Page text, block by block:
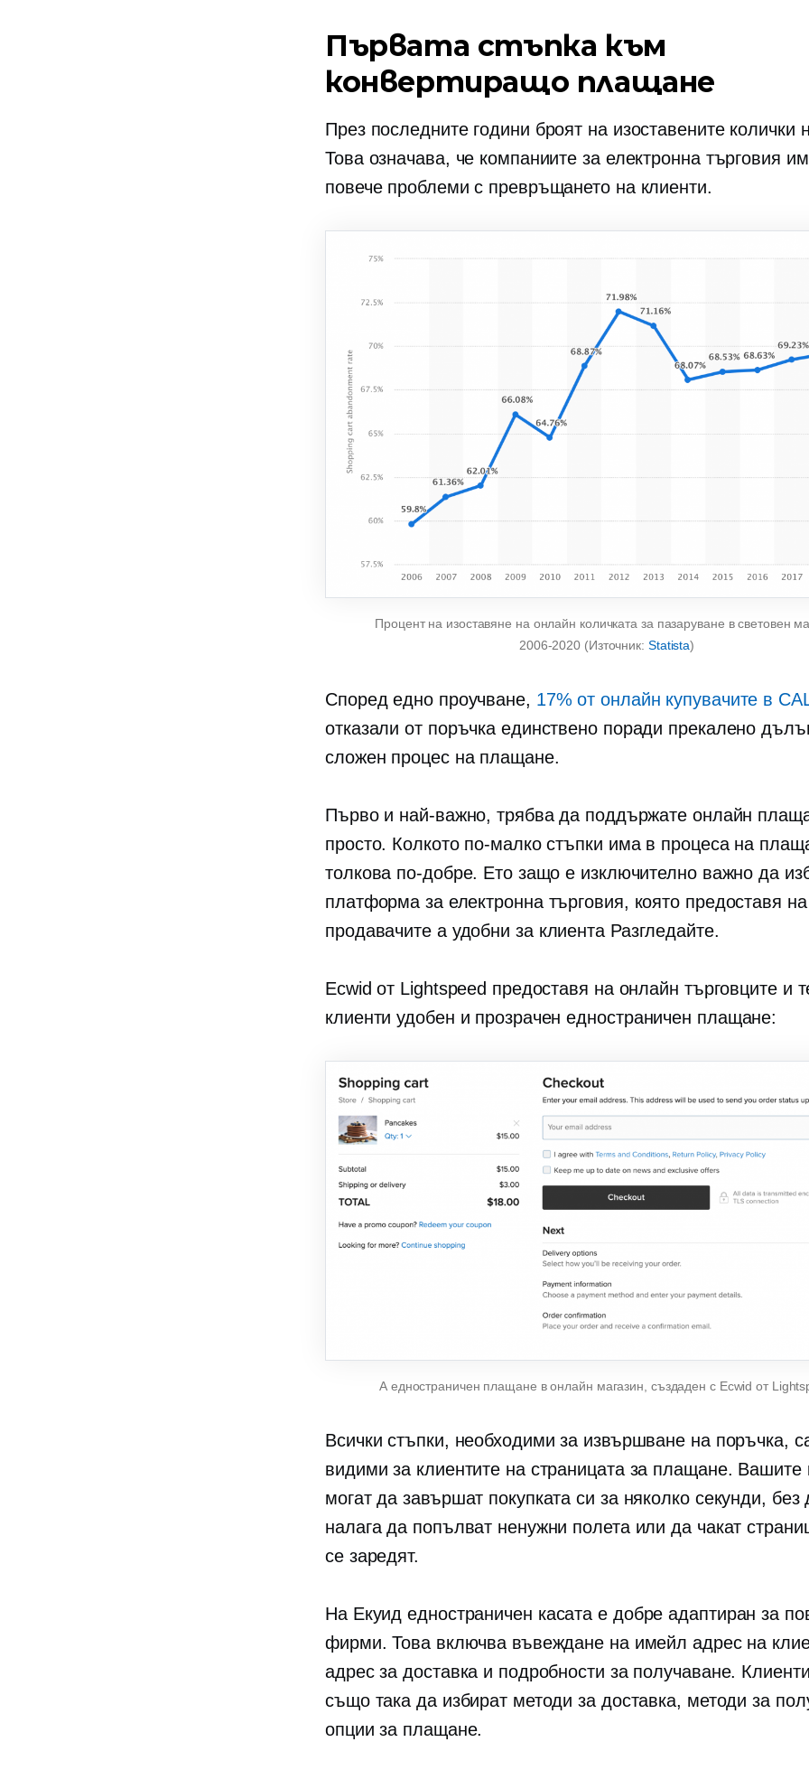
Първата стъпка към
конвертиращо плащане
През последните години броят на изоставените колички
Това означава, че компаниите за електронна търговия
повече проблеми с превръщането на клиенти.
Процент на изоставяне на онлайн количката за пазаруване в световен
2006-2020 (Източник: Statista)
Според едно проучване, 17% от онлайн купувачите в
отказали от поръчка единствено поради прекалено
сложен процес на плащане.
Първо и най-важно, трябва да поддържате онлайн
просто. Колкото по-малко стъпки има в процеса на
толкова по-добре. Ето защо е изключително важно да
платформа за електронна търговия, която предоставя
продавачите a удобни за клиентаРазгледайте.
Ecwid от Lightspeed предоставя на онлайн търговците и
клиенти удобен и прозраченедностраничен плащане:
A едностраничен плащане в онлайн магазин, създаден с Ecwid от
Всички стъпки, необходими за извършване на поръчка,
видими за клиентите на страницата за плащане. Вашите
могат да завършат покупката си за няколко секунди, без
налага да попълват ненужни полета или да чакат
се заредят.
На Екуидедностраничен касата е добре адаптиран за
фирми. Това включва въвеждане на имейл адрес на
адрес за доставка и подробности за получаване.
също така да избират методи за доставка, методи за
опции за плащане.